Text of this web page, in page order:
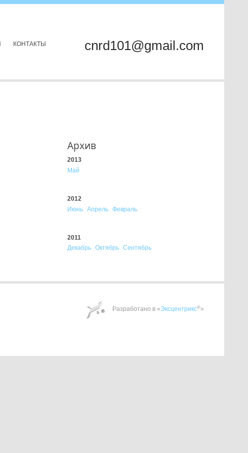
КОНТАКТЫ cnrd101@gmail.com
Архив
2013
Май
2012
Июнь Апрель Февраль
2011
Декабрь Октябрь Сентябрь
Разработано в «Эксцентрикс®»